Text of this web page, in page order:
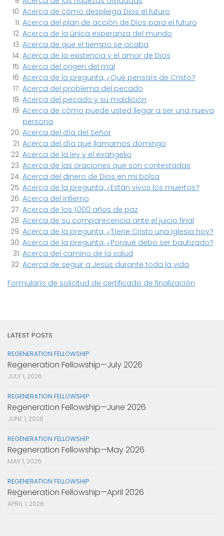
Acerca de cómo despliega Dios el futuro
Acerca del plan de acción de Dios para el futuro
Acerca de la única esperanza del mundo
Acerca de que el tiempo se acaba
Acerca de la existencia y el amor de Dios
Acerca del origen del mal
Acerca de la pregunta, ¿Qué pensaís de Cristo?
Acerca del problema del pecado
Acerca del pecado y su maldición
Acerca de cómo puede usted llegar a ser una nueva
persona
Acerca del día del Señor
Acerca del día que llamamos domingo
Acerca de la ley y el evangelio
Acerca de las oraciones que son contestadas
Acerca del dinero de Dios en mi bolsa
Acerca de la pregunta, ¿Están vivos los muertos?
Acerca del infierno
Acerca de los 1,000 años de paz
Acerca de su comparecencia ante el juicio final
Acerca de la pregunta, ¿Tíene Cristo una iglesia hoy?
Acerca de la pregunta, ¿Porqué debo ser bautizado?
Acerca del camino de la salud
Acerca de seguir a Jesús durante toda la vida
Formulario de solicitud de certificado de finalización
LATEST POSTS
REGENERATION FELLOWSHIP
Regeneration Fellowship—July 2026
JULY 1, 2026
REGENERATION FELLOWSHIP
Regeneration Fellowship—June 2026
JUNE 1, 2026
REGENERATION FELLOWSHIP
Regeneration Fellowship—May 2026
MAY 1, 2026
REGENERATION FELLOWSHIP
Regeneration Fellowship—April 2026
APRIL 1, 2026